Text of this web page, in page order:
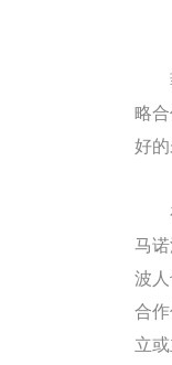
略
好
马
波
合
立